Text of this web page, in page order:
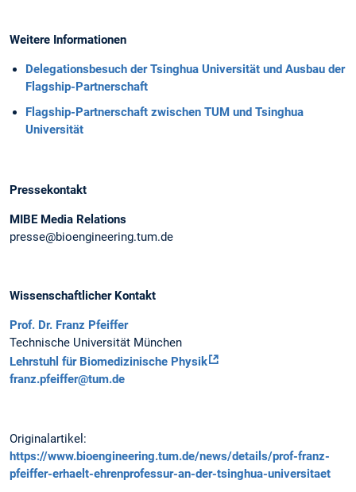
Weitere Informationen
Delegationsbesuch der Tsinghua Universität und Ausbau der
Flagship-Partnerschaft
Flagship-Partnerschaft zwischen TUM und Tsinghua
Universität
Pressekontakt
MIBE Media Relations
presse@bioengineering.tum.de
Wissenschaftlicher Kontakt
Prof. Dr. Franz Pfeiffer
Technische Universität München
Lehrstuhl für Biomedizinische Physik
franz.pfeiffer@tum.de
Originalartikel:
https://www.bioengineering.tum.de/news/details/prof-franz-
pfeiffer-erhaelt-ehrenprofessur-an-der-tsinghua-universitaet